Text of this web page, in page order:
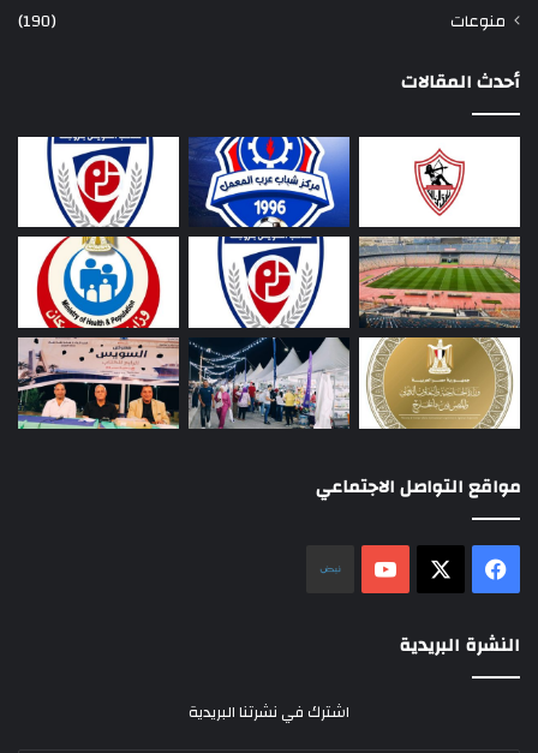
منوعات
(190)
أحدث المقالات
مواقع التواصل الاجتماعي
فيسبوك ‫YouTube
النشرة البريدية
اشترك في نشرتنا البريدية